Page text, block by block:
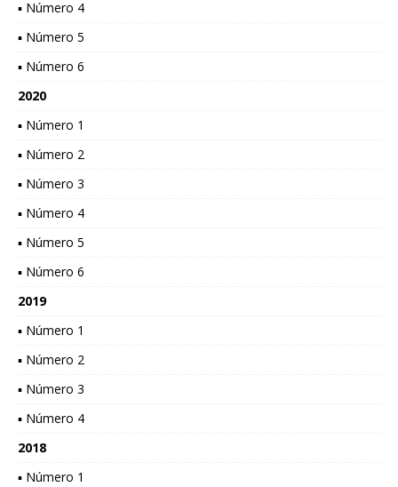
▪ Número 4
▪ Número 5
▪ Número 6
2020
▪ Número 1
▪ Número 2
▪ Número 3
▪ Número 4
▪ Número 5
▪ Número 6
2019
▪ Número 1
▪ Número 2
▪ Número 3
▪ Número 4
2018
▪ Número 1